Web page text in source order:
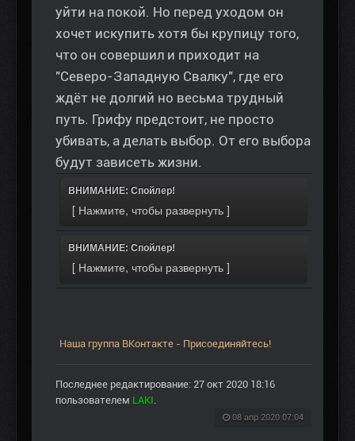
уйти на покой. Но перед уходом он
хочет искупить хотя бы крупицу того,
что он совершил и приходит на
"Северо-Западную Свалку", где его
ждёт не долгий но весьма трудный
путь. Грифу предстоит, не просто
убивать, а делать выбор. От его выбора
будут зависеть жизни.
ВНИМАНИЕ: Спойлер!
ВНИМАНИЕ: Спойлер!
Наша группа ВКонтакте - Присоединяйтесь!
Последнее редактирование: 27 окт 2020 18:16
пользователем LAKI.
08 апр 2020 07:04